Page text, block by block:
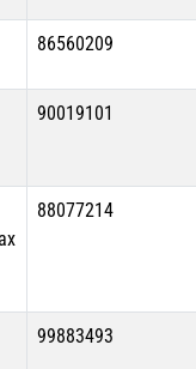
86560209
90019101
88077214
99883493